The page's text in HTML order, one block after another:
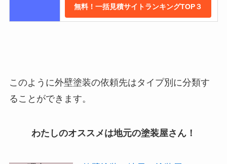
無料！一括見積サイトランキングTOP３
このように外壁塗装の依頼先はタイプ別に分類す
ることができます。
わたしのオススメは地元の塗装屋さん！